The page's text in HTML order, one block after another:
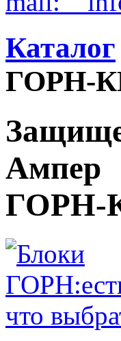
Каталог
ГОРН-
Ампер
ГОРН-